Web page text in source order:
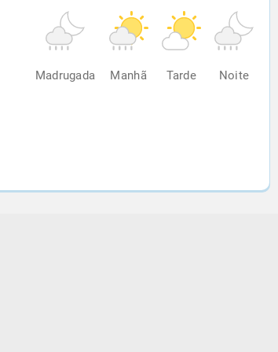
Madrugada Manhã Tarde Noite